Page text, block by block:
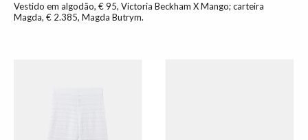
Vestido em algodão, € 95, Victoria Beckham X Mango; carteira
Magda, € 2.385, Magda Butrym.